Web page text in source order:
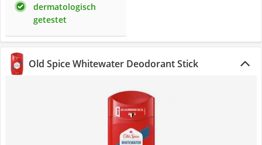
dermatologisch
getestet
Old Spice Whitewater Deodorant Stick